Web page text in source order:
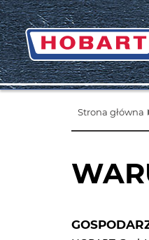
Strona główna